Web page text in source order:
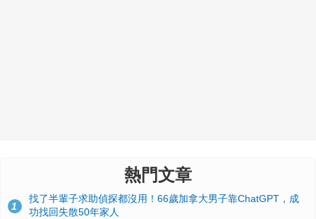
熱門文章
1
找了半輩子求助偵探都沒用！66歲加拿大男子靠ChatGPT，成
功找回失散50年家人